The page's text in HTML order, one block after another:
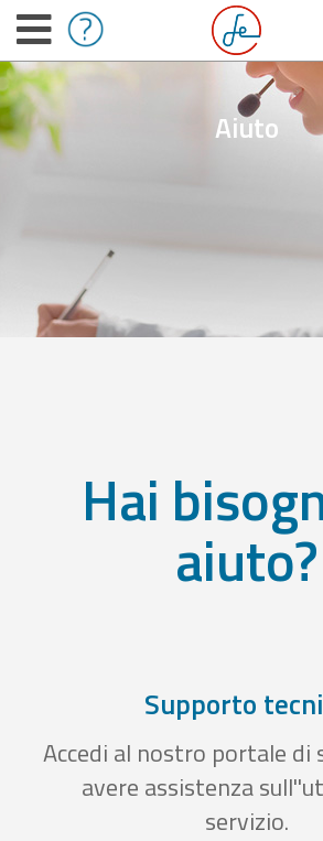
Aiuto
Hai
aiuto?
Supporto
Accedi al nostro portale di
avere assistenza
servizio.